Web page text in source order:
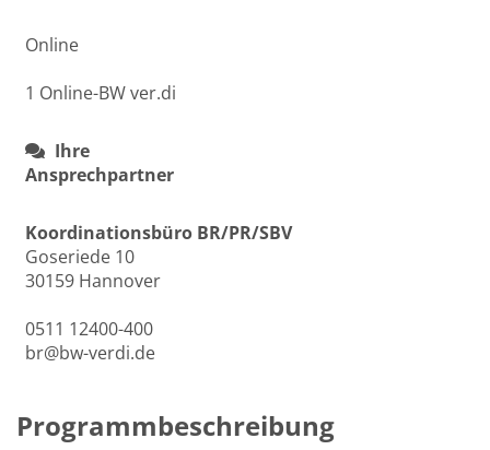
Online
1 Online-BW ver.di
Ihre
Ansprechpartner
Koordinationsbüro BR/PR/SBV
Goseriede 10
30159 Hannover
0511 12400-400
br@bw-verdi.de
Programmbeschreibung